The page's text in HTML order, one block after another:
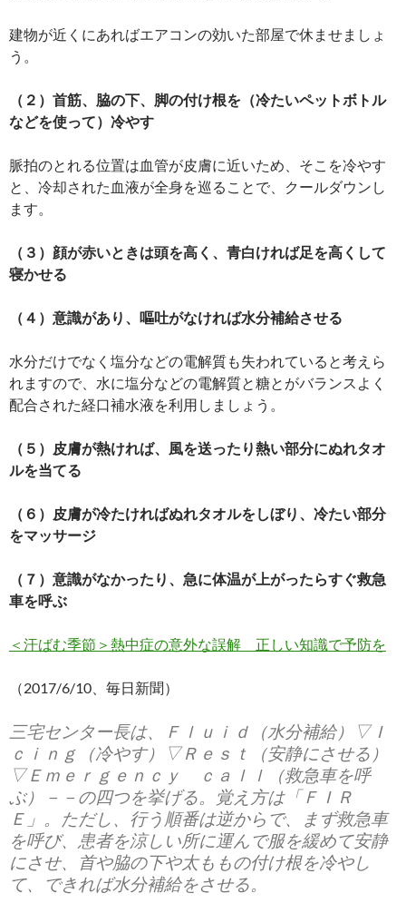
建物が近くにあればエアコンの効いた部屋で休ませましょ
う。
（２）首筋、脇の下、脚の付け根を（冷たいペットボトル
などを使って）冷やす
脈拍のとれる位置は血管が皮膚に近いため、そこを冷やす
と、冷却された血液が全身を巡ることで、クールダウンし
ます。
（３）顔が赤いときは頭を高く、青白ければ足を高くして
寝かせる
（４）意識があり、嘔吐がなければ水分補給させる
水分だけでなく塩分などの電解質も失われていると考えら
れますので、水に塩分などの電解質と糖とがバランスよく
配合された経口補水液を利用しましょう。
（５）皮膚が熱ければ、風を送ったり熱い部分にぬれタオ
ルを当てる
（６）皮膚が冷たければぬれタオルをしぼり、冷たい部分
をマッサージ
（７）意識がなかったり、急に体温が上がったらすぐ救急
車を呼ぶ
＜汗ばむ季節＞熱中症の意外な誤解 正しい知識で予防を
（2017/6/10、毎日新聞）
三宅センター長は、Ｆｌｕｉｄ（水分補給）▽Ｉ
ｃｉｎｇ（冷やす）▽Ｒｅｓｔ（安静にさせる）
▽Ｅｍｅｒｇｅｎｃｙ ｃａｌｌ（救急車を呼
ぶ）－－の四つを挙げる。覚え方は「ＦＩＲ
Ｅ」。ただし、行う順番は逆からで、まず救急車
を呼び、患者を涼しい所に運んで服を緩めて安静
にさせ、首や脇の下や太ももの付け根を冷やし
て、できれば水分補給をさせる。